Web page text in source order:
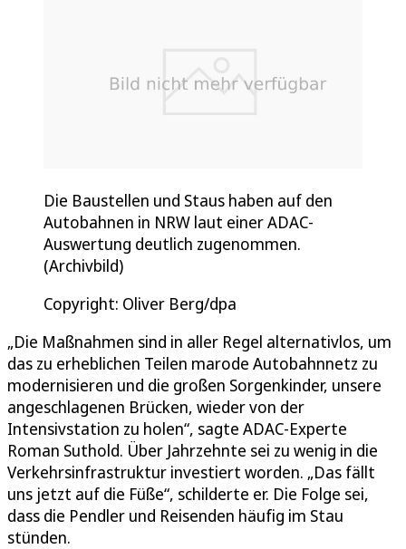
Die Baustellen und Staus haben auf den
Autobahnen in NRW laut einer ADAC-
Auswertung deutlich zugenommen.
(Archivbild)
Copyright: Oliver Berg/dpa
„Die Maßnahmen sind in aller Regel alternativlos, um
das zu erheblichen Teilen marode Autobahnnetz zu
modernisieren und die großen Sorgenkinder, unsere
angeschlagenen Brücken, wieder von der
Intensivstation zu holen“, sagte ADAC-Experte
Roman Suthold. Über Jahrzehnte sei zu wenig in die
Verkehrsinfrastruktur investiert worden. „Das fällt
uns jetzt auf die Füße“, schilderte er. Die Folge sei,
dass die Pendler und Reisenden häufig im Stau
stünden.